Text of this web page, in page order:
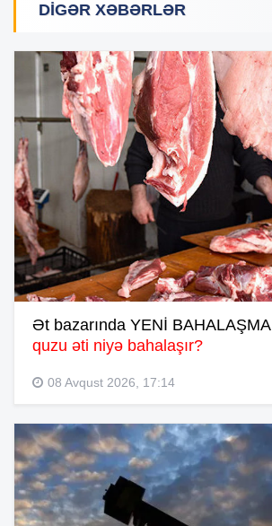
DIGƏR XƏBƏRLƏR
Ət bazarında YENİ
quzu əti niyə bahalaşır?
08 Avqust 2026, 17:14